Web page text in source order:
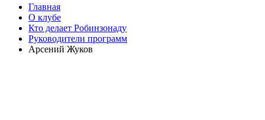
Главная
О клубе
Кто делает Робинзонаду
Руководители программ
Арсений Жуков